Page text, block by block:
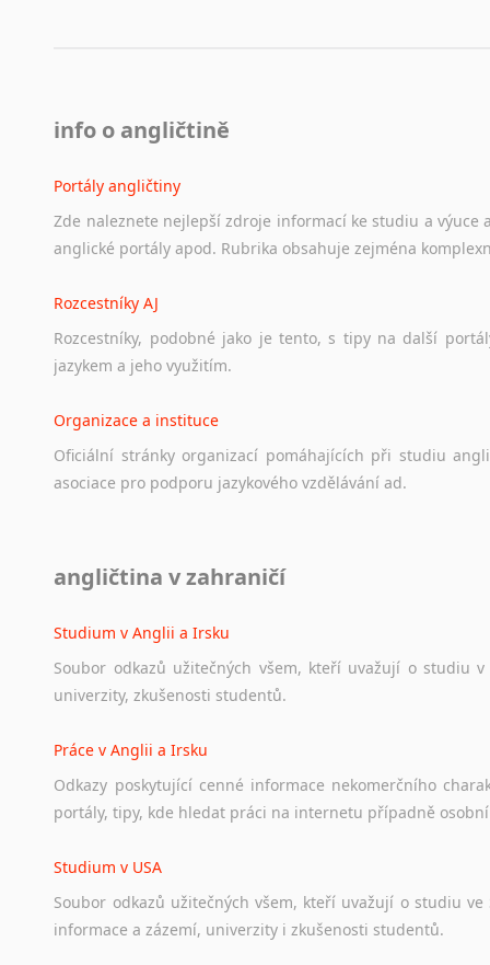
info o angličtině
Portály angličtiny
Zde naleznete nejlepší zdroje informací ke studiu a výuce
anglické portály apod. Rubrika obsahuje zejména
Rozcestníky AJ
Rozcestníky, podobné jako je tento, s tipy na další
jazykem a jeho využitím.
Organizace a instituce
Oficiální stránky organizací pomáhajících při studiu
asociace pro podporu jazykového vzdělávání ad.
Ať už se jedná o česká diskusní
angličtina v zahraničí
Studium v Anglii a Irsku
Soubor odkazů užitečných všem, kteří uvažují o studiu v
univerzity, zkušenosti studentů.
Práce v Anglii a Irsku
Odkazy poskytující cenné informace nekomerčního
portály, tipy, kde hledat práci na internetu případně osobní
Studium v USA
Soubor odkazů užitečných všem, kteří uvažují o studiu ve
informace a zázemí, univerzity i zkušenosti studentů.